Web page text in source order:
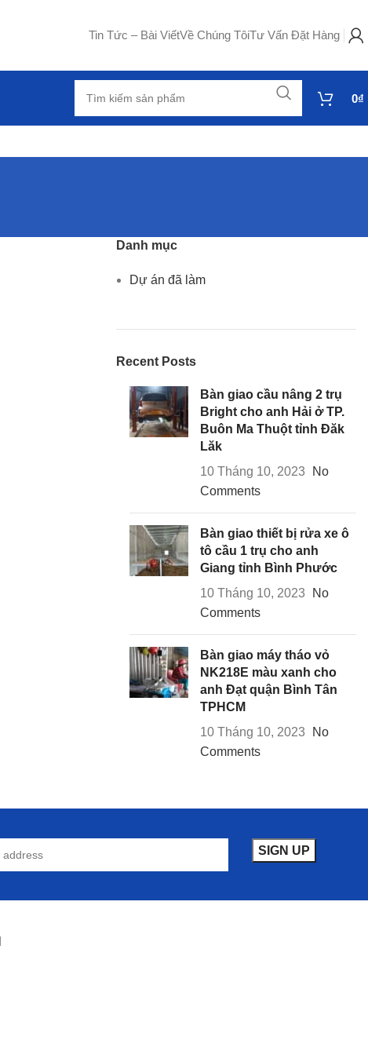
Tin Tức – Bài ViếtVề Chúng TôiTư Vấn Đặt Hàng
0₫
Danh mục
Dự án đã làm
Recent Posts
Bàn giao cầu nâng 2 trụ
Bright cho anh Hải ở TP.
Buôn Ma Thuột tỉnh Đăk
Lăk
10 Tháng 10, 2023
No
Comments
Bàn giao thiết bị rửa xe ô
tô cầu 1 trụ cho anh
Giang tỉnh Bình Phước
10 Tháng 10, 2023
No
Comments
Bàn giao máy tháo vỏ
NK218E màu xanh cho
anh Đạt quận Bình Tân
TPHCM
10 Tháng 10, 2023
No
Comments